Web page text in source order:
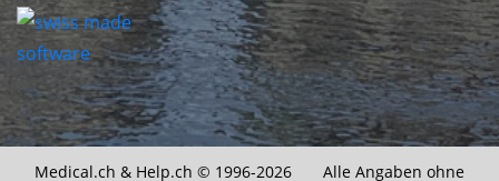
Medical.ch & Help.ch © 1996-2026 Alle Angaben ohne